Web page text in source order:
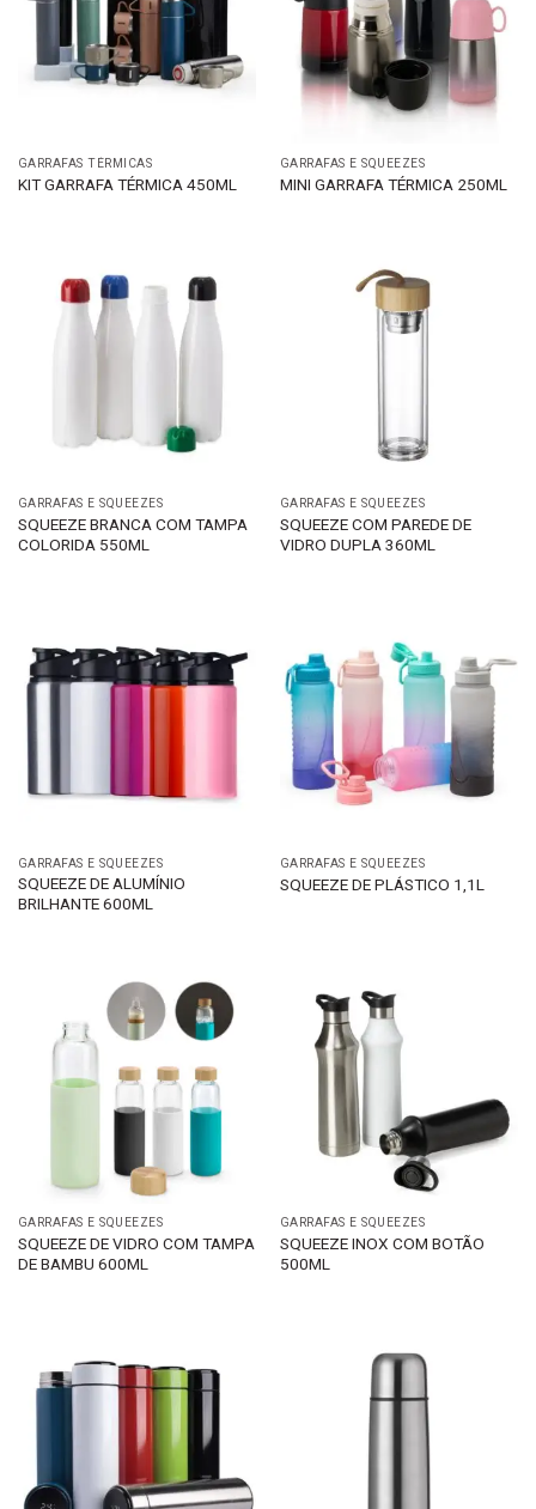
GARRAFAS TÉRMICAS
KIT GARRAFA TÉRMICA 450ML
GARRAFAS E SQUEEZES
MINI GARRAFA TÉRMICA 250ML
GARRAFAS E SQUEEZES
SQUEEZE BRANCA COM TAMPA
COLORIDA 550ML
GARRAFAS E SQUEEZES
SQUEEZE COM PAREDE DE
VIDRO DUPLA 360ML
GARRAFAS E SQUEEZES
SQUEEZE DE ALUMÍNIO
BRILHANTE 600ML
GARRAFAS E SQUEEZES
SQUEEZE DE PLÁSTICO 1,1L
GARRAFAS E SQUEEZES
SQUEEZE DE VIDRO COM TAMPA
DE BAMBU 600ML
GARRAFAS E SQUEEZES
SQUEEZE INOX COM BOTÃO
500ML